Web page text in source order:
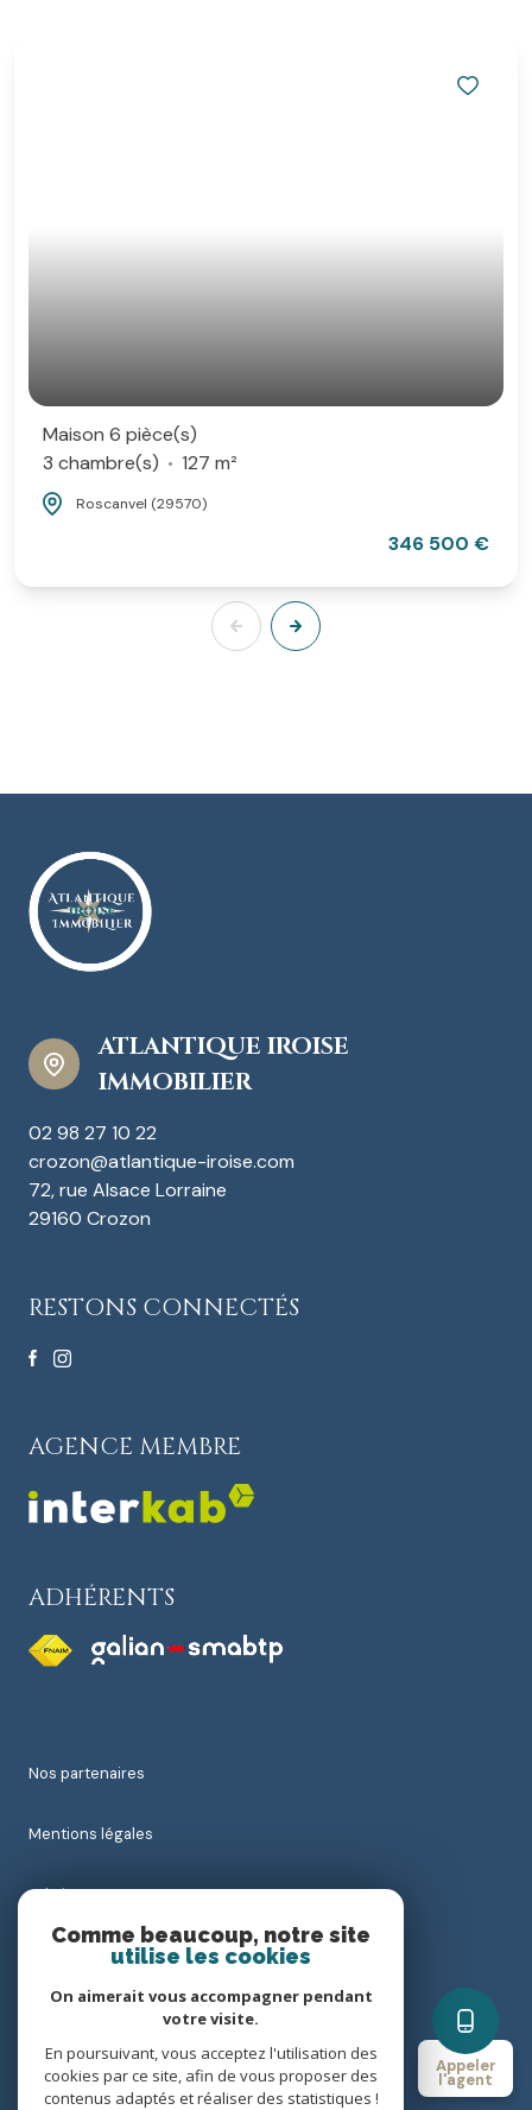
Appeler
l'agent
Maison 6 pièce(s)
3 chambre(s)
127 m²
Roscanvel (29570)
346 500 €
ATLANTIQUE IROISE
IMMOBILIER
02 98 27 10 22
crozon@atlantique-iroise.com
72, rue Alsace Lorraine
29160 Crozon
RESTONS CONNECTÉS
AGENCE MEMBRE
ADHÉRENTS
nos partenaires
mentions légales
admin
nos honoraires
cookies
Comme beaucoup, notre site
utilise les cookies
On aimerait vous accompagner pendant
votre visite.
En poursuivant, vous acceptez l'utilisation des
cookies par ce site, afin de vous proposer des
contenus adaptés et réaliser des statistiques !